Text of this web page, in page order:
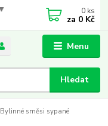
Menu
Hledat
0 ks
za 0 Kč
Bylinné směsi sypané